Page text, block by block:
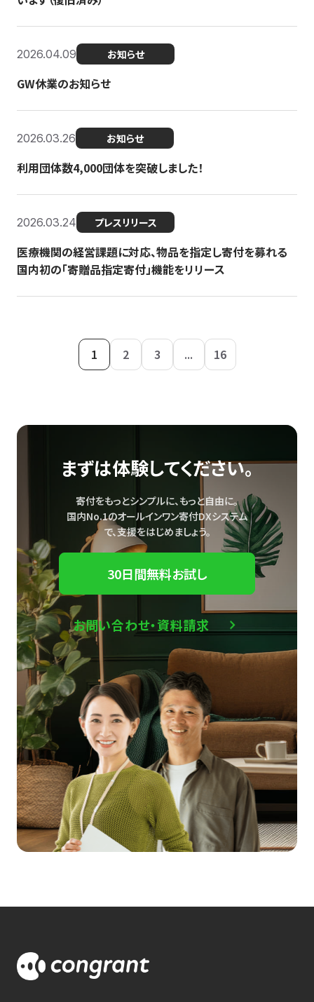
2026.04.09 お知らせ
GW休業のお知らせ
2026.03.26 お知らせ
利用団体数4,000団体を突破しました！
2026.03.24 プレスリリース
医療機関の経営課題に対応、物品を指定し寄付を募れる
国内初の「寄贈品指定寄付」機能をリリース
1 2 3 ... 16
まずは体験してください。
寄付をもっとシンプルに、もっと自由に。
国内No.1のオールインワン寄付DXシステム
で、支援をはじめましょう。
30日間無料お試し
お問い合わせ・資料請求